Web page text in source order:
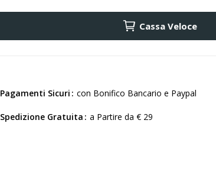
Cassa Veloce
Pagamenti Sicuri con Bonifico Bancario e Paypal
Spedizione Gratuita a Partire da € 29